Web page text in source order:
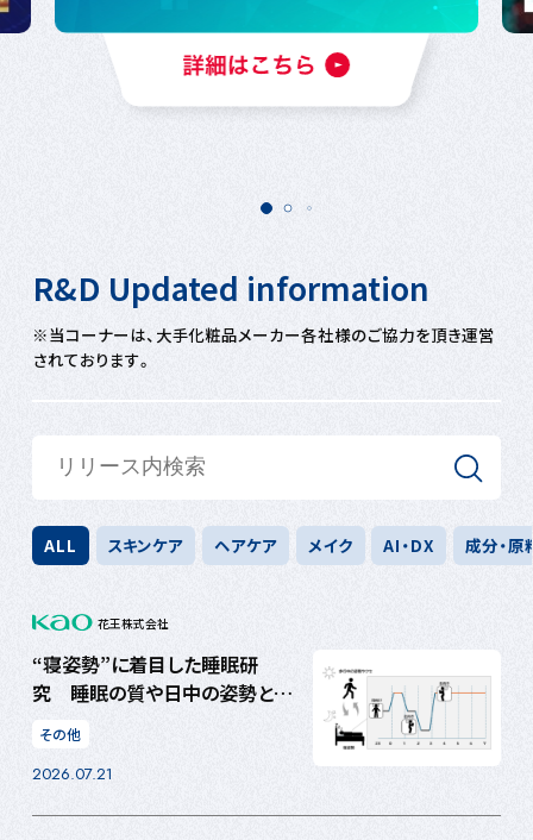
R&D Updated information
※当コーナーは、大手化粧品メーカー各社様のご協力を頂き運営
されております。
ALL スキンケア ヘアケア メイク AI・DX 成分・原
花王株式会社
“寝姿勢”に着目した睡眠研
究 睡眠の質や日中の姿勢と、
睡眠中の姿勢のクセが関連する
可能性
その他
2026.07.21